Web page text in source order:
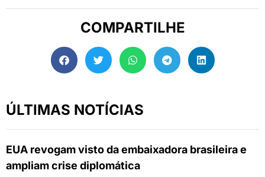
COMPARTILHE
ÚLTIMAS NOTÍCIAS
EUA revogam visto da embaixadora brasileira e
ampliam crise diplomática